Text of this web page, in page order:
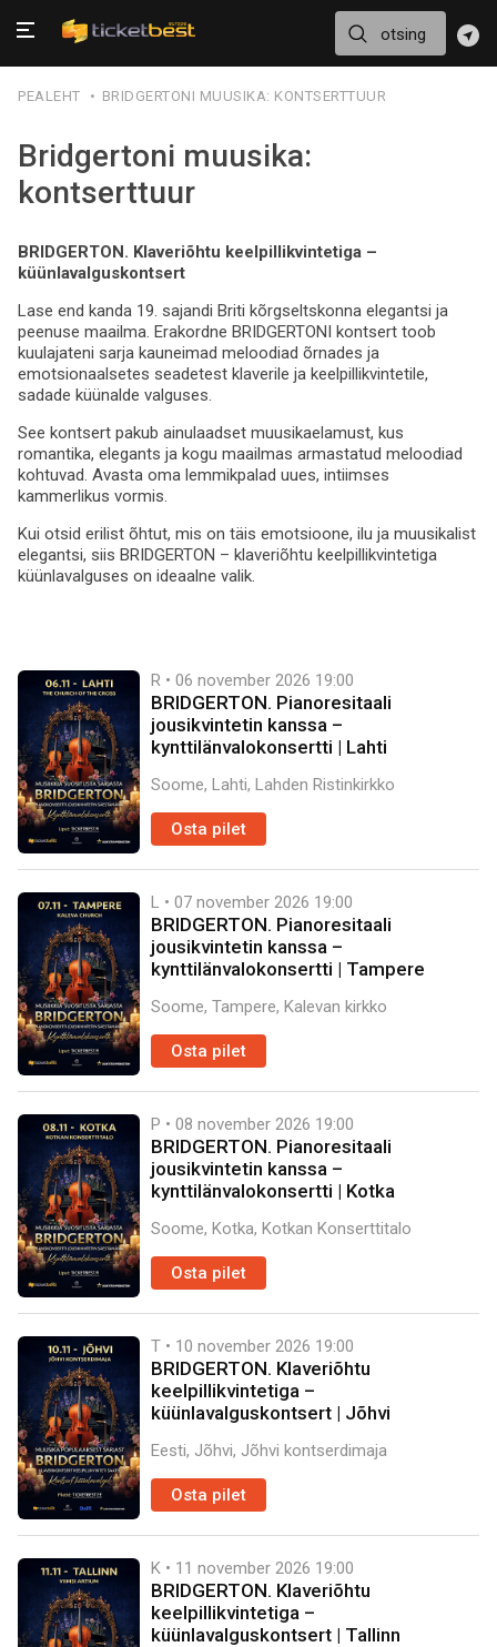
PEALEHT BRIDGERTONI MUUSIKA: KONTSERTTUUR
Bridgertoni muusika:
kontserttuur
BRIDGERTON. Klaveriõhtu keelpillikvintetiga –
küünlavalguskontsert
Lase end kanda 19. sajandi Briti kõrgseltskonna elegantsi ja
peenuse maailma. Erakordne BRIDGERTONI kontsert toob
kuulajateni sarja kauneimad meloodiad õrnades ja
emotsionaalsetes seadetest klaverile ja keelpillikvintetile,
sadade küünalde valguses.
See kontsert pakub ainulaadset muusikaelamust, kus
romantika, elegants ja kogu maailmas armastatud meloodiad
kohtuvad. Avasta oma lemmikpalad uues, intiimses
kammerlikus vormis.
Kui otsid erilist õhtut, mis on täis emotsioone, ilu ja muusikalist
elegantsi, siis BRIDGERTON – klaveriõhtu keelpillikvintetiga
küünlavalguses on ideaalne valik.
R • 06 november 2026 19:00
BRIDGERTON. Pianoresitaali
jousikvintetin kanssa –
kynttilänvalokonsertti | Lahti
Soome, Lahti, Lahden Ristinkirkko
Osta pilet
L • 07 november 2026 19:00
BRIDGERTON. Pianoresitaali
jousikvintetin kanssa –
kynttilänvalokonsertti | Tampere
Soome, Tampere, Kalevan kirkko
Osta pilet
P • 08 november 2026 19:00
BRIDGERTON. Pianoresitaali
jousikvintetin kanssa –
kynttilänvalokonsertti | Kotka
Soome, Kotka, Kotkan Konserttitalo
Osta pilet
T • 10 november 2026 19:00
BRIDGERTON. Klaveriõhtu
keelpillikvintetiga –
küünlavalguskontsert | Jõhvi
Eesti, Jõhvi, Jõhvi kontserdimaja
Osta pilet
K • 11 november 2026 19:00
BRIDGERTON. Klaveriõhtu
keelpillikvintetiga –
küünlavalguskontsert | Tallinn